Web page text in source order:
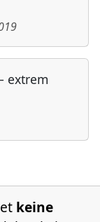
extrem
keine